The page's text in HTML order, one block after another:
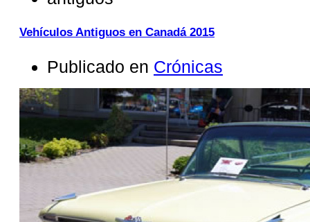
Vehículos Antiguos en Canadá 2015
Publicado en Crónicas